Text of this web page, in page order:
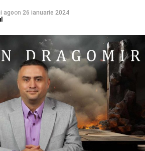
agoon 26 ianuarie 2024